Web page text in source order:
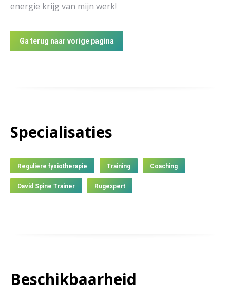
energie krijg van mijn werk!
Ga terug naar vorige pagina
Specialisaties
Reguliere fysiotherapie Training Coaching
David Spine Trainer Rugexpert
Beschikbaarheid